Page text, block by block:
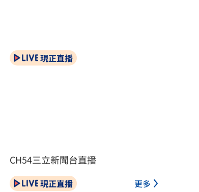
現正直播
CH54三立新聞台直播
現正直播 更多